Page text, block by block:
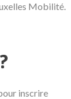
Mobilité.
inscrire